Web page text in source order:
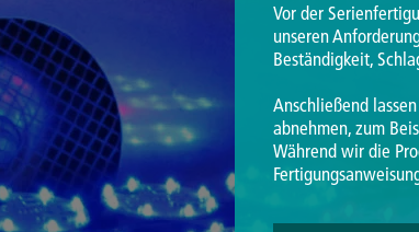
Vor der
unseren
Beständigkeit,
Anschließend
abnehmen, zum
Während wir die